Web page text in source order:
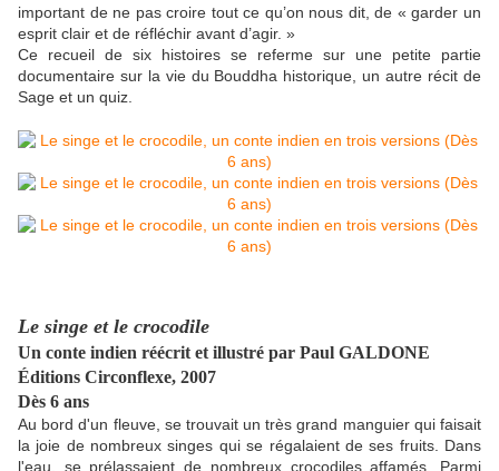
important de ne pas croire tout ce qu’on nous dit, de « garder un
esprit clair et de réfléchir avant d’agir. »
Ce recueil de six histoires se referme sur une petite partie
documentaire sur la vie du Bouddha historique, un autre récit de
Sage et un quiz.
Le singe et le crocodile
Un conte indien réécrit et illustré par Paul GALDONE
Éditions Circonflexe, 2007
Dès 6 ans
Au bord d'un fleuve, se trouvait un très grand manguier qui faisait
la joie de nombreux singes qui se régalaient de ses fruits. Dans
l'eau, se prélassaient de nombreux crocodiles affamés. Parmi